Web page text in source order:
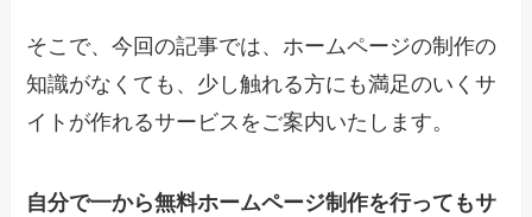
そこで、今回の記事では、ホームページの制作の
知識がなくても、少し触れる方にも満足のいくサ
イトが作れるサービスをご案内いたします。
自分で一から無料ホームページ制作を行ってもサ